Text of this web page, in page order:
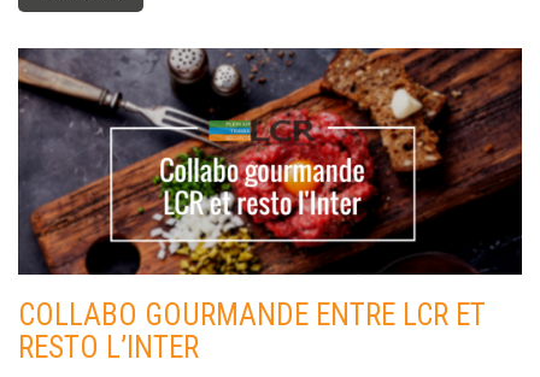
COLLABO GOURMANDE ENTRE LCR ET
RESTO L’INTER